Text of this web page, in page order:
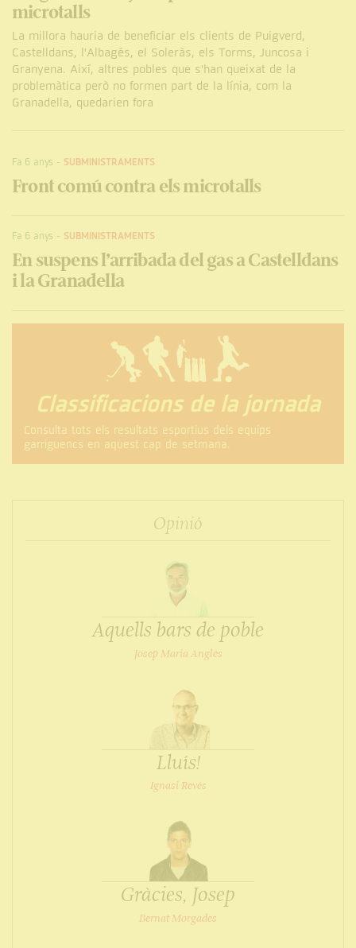
microtalls
La millora hauria de beneficiar els clients de Puigverd,
Castelldans, l'Albagés, el Soleràs, els Torms, Juncosa i
Granyena. Així, altres pobles que s'han queixat de la
problemàtica però no formen part de la línia, com la
Granadella, quedarien fora
Fa 6 anys - SUBMINISTRAMENTS
Front comú contra els microtalls
Fa 6 anys - SUBMINISTRAMENTS
En suspens l’arribada del gas a Castelldans
i la Granadella
Classificacions de la jornada
Consulta tots els resultats esportius dels equips
garriguencs en aquest cap de setmana.
Opinió
Aquells bars de poble
Josep Maria Anglès
Lluís!
Ignasi Revés
Gràcies, Josep
Bernat Morgades